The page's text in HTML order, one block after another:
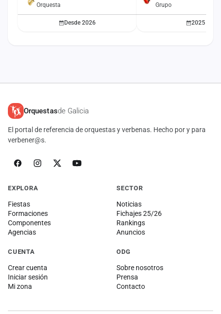
Orquesta
Desde 2026
Grupo
2025
Orquestasde Galicia
El portal de referencia de orquestas y verbenas. Hecho por y para
verbener@s.
EXPLORA
Fiestas
Formaciones
Componentes
Agencias
SECTOR
Noticias
Fichajes 25/26
Rankings
Anuncios
CUENTA
Crear cuenta
Iniciar sesión
Mi zona
ODG
Sobre nosotros
Prensa
Contacto